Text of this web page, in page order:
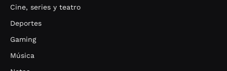
Cine, series y teatro
Deportes
Gaming
Música